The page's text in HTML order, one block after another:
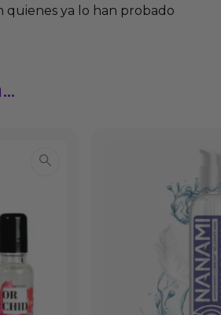
quienes ya lo han probado